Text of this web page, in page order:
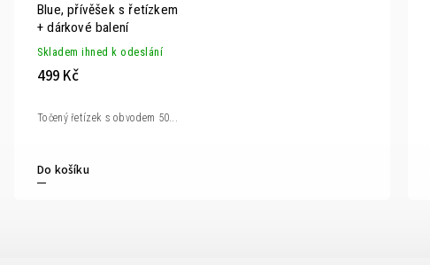
Blue, přívěšek s řetízkem
+ dárkové balení
Skladem ihned k odeslání
499 Kč
Do košíku
Točený řetízek s obvodem 50...